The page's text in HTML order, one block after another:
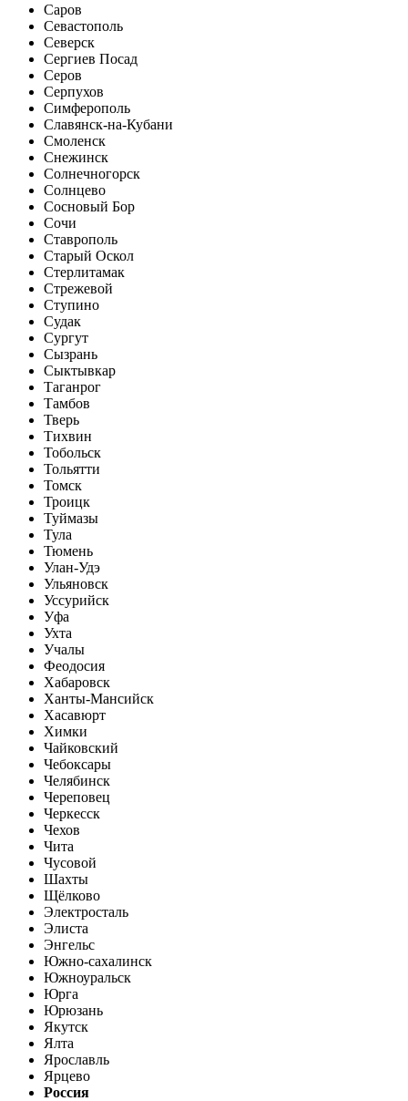
Саров
Севастополь
Северск
Сергиев Посад
Серов
Серпухов
Симферополь
Славянск-на-Кубани
Смоленск
Снежинск
Солнечногорск
Солнцево
Сосновый Бор
Сочи
Ставрополь
Старый Оскол
Стерлитамак
Стрежевой
Ступино
Судак
Сургут
Сызрань
Сыктывкар
Таганрог
Тамбов
Тверь
Тихвин
Тобольск
Тольятти
Томск
Троицк
Туймазы
Тула
Тюмень
Улан-Удэ
Ульяновск
Уссурийск
Уфа
Ухта
Учалы
Феодосия
Хабаровск
Ханты-Мансийск
Хасавюрт
Химки
Чайковский
Чебоксары
Челябинск
Череповец
Черкесск
Чехов
Чита
Чусовой
Шахты
Щёлково
Электросталь
Элиста
Энгельс
Южно-сахалинск
Южноуральск
Юрга
Юрюзань
Якутск
Ялта
Ярославль
Ярцево
Россия